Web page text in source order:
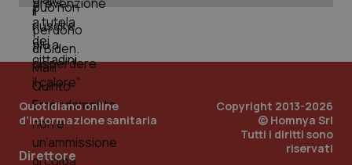
Quotidiano online
d'informazione sanitaria
Direttore
Copyright 2013-2026
© Homnya Srl
Tutti i diritti sono
riservati
_ga